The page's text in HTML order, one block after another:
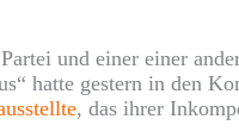
und einer einer
hatte gestern in den
, das ihrer